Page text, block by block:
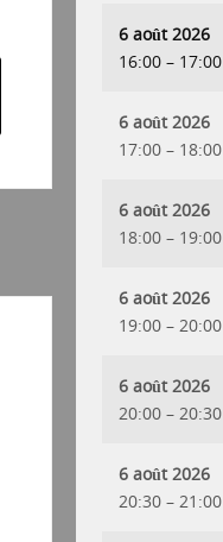
6 août 2026
16:00 – 17:00
6 août 2026
17:00 – 18:00
6 août 2026
18:00 – 19:00
6 août 2026
19:00 – 20:00
6 août 2026
20:00 – 20:30
6 août 2026
20:30 – 21:00